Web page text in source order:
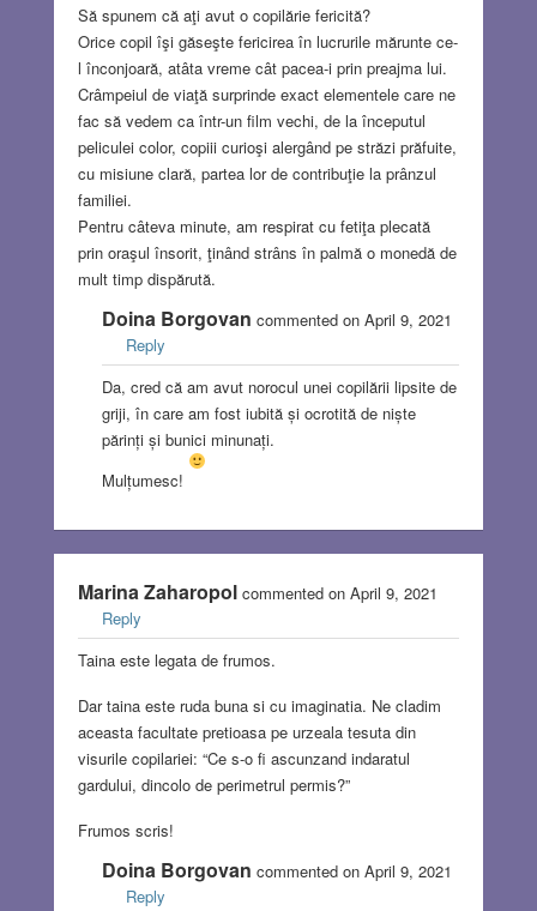
Să spunem că aţi avut o copilărie fericită?
Orice copil îşi găseşte fericirea în lucrurile mărunte ce-
l înconjoară, atâta vreme cât pacea-i prin preajma lui.
Crâmpeiul de viaţă surprinde exact elementele care ne
fac să vedem ca într-un film vechi, de la începutul
peliculei color, copiii curioşi alergând pe străzi prăfuite,
cu misiune clară, partea lor de contribuţie la prânzul
familiei.
Pentru câteva minute, am respirat cu fetiţa plecată
prin oraşul însorit, ţinând strâns în palmă o monedă de
mult timp dispărută.
Doina Borgovan commented on April 9, 2021
Reply
Da, cred că am avut norocul unei copilării lipsite de
griji, în care am fost iubită și ocrotită de niște
părinți și bunici minunați.
Mulțumesc!
Marina Zaharopolcommented on April 9, 2021
Reply
Taina este legata de frumos.
Dar taina este ruda buna si cu imaginatia. Ne cladim
aceasta facultate pretioasa pe urzeala tesuta din
visurile copilariei: “Ce s-o fi ascunzand indaratul
gardului, dincolo de perimetrul permis?”
Frumos scris!
Doina Borgovan commented on April 9, 2021
Reply